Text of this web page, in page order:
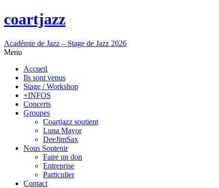
coartjazz
Académie de Jazz – Stage de Jazz 2026
Menu
Accueil
Ils sont venus
Stage / Workshop
+INFOS
Concerts
Groupes
Coartjazz soutient
Luna Mayor
DeeJimSax
Nous Soutenir
Faire un don
Entreprise
Particulier
Contact